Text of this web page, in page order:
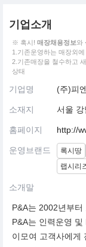
기업소개
※ 혹시! 매장채용정보와
1.기존운영하는 매장외
2.기존매장을 철수하고
상태
기업명 (주)피
소재지 서울
홈페이지 http://
운영브랜드 록시땅
랩시리
소개말
P&A는 2002년부
P&A는 인력운영
이모여 고객사에게